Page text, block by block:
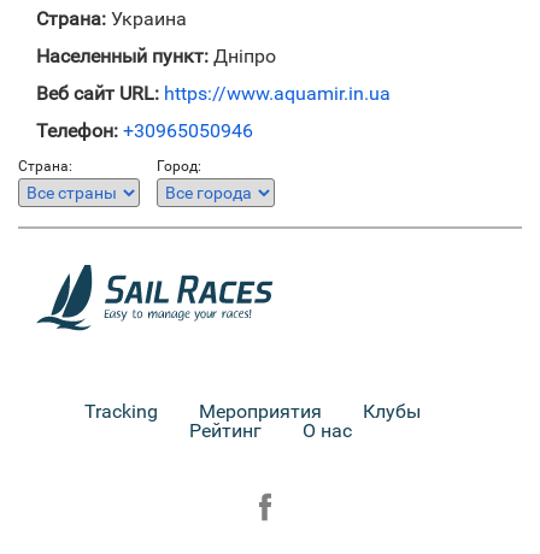
Страна: Украина
Населенный пункт: Дніпро
Веб сайт URL: https://www.aquamir.in.ua
Телефон: +30965050946
Страна: Город:
Tracking Мероприятия
Клубы
Рейтинг
О нас